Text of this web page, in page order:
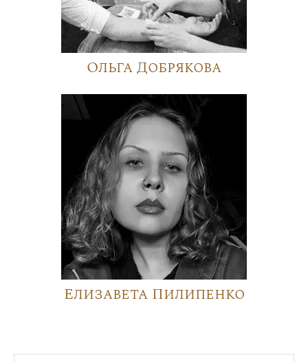
Ольга Добрякова
Елизавета Пилипенко